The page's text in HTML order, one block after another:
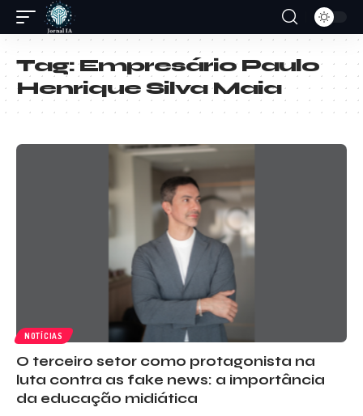
Tag:Empresário Paulo
Henrique Silva Maia
NOTÍCIAS
O terceiro setor como protagonista na
luta contra as fake news: a importância
da educação midiática